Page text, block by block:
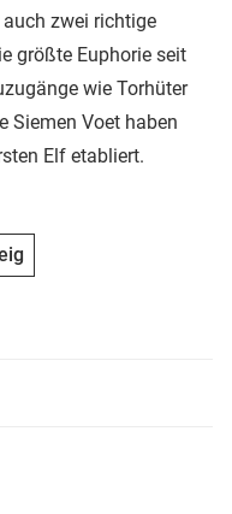
zwei richtige
größte Euphorie seit
wie Torhüter
Siemen Voet haben
Elf etabliert.